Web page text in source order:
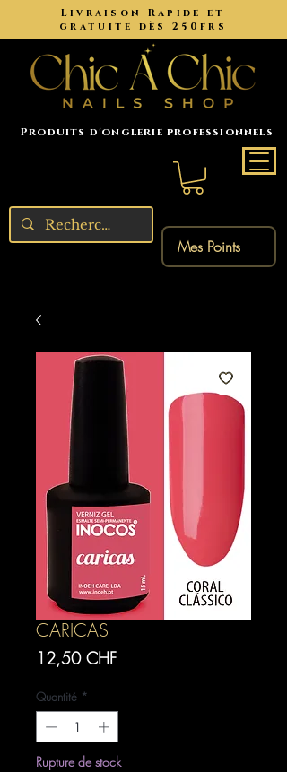
Livraison Rapide et
gratuite dès 250frs
Produits d'onglerie professionnels
Mes Points
CARICAS
12,50 CHFPrix
Quantité *
Rupture de stock